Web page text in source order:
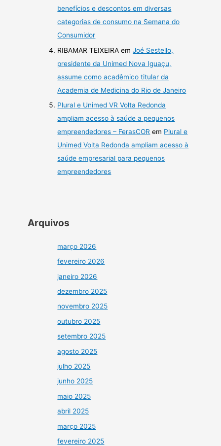
benefícios e descontos em diversas
categorias de consumo na Semana do
Consumidor
RIBAMAR TEIXEIRA emJoé Sestello,
presidente da Unimed Nova Iguaçu,
assume como acadêmico titular da
Academia de Medicina do Rio de Janeiro
Plural e Unimed VR Volta Redonda
ampliam acesso à saúde a pequenos
empreendedores – FerasCOR em Plural e
Unimed Volta Redonda ampliam acesso à
saúde empresarial para pequenos
empreendedores
Arquivos
março 2026
fevereiro 2026
janeiro 2026
dezembro 2025
novembro 2025
outubro 2025
setembro 2025
agosto 2025
julho 2025
junho 2025
maio 2025
abril 2025
março 2025
fevereiro 2025